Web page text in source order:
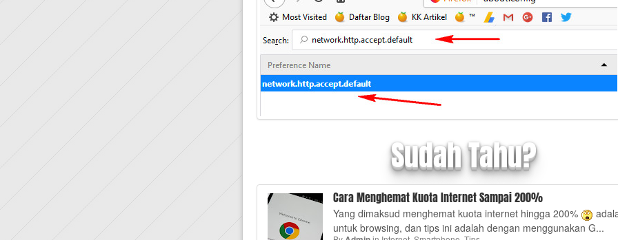
Sudah Tahu?
Cara Menghemat Kuota Internet Sampai 200%
Yang dimaksud menghemat kuota internet hingga 200%
untuk browsing, dan tips ini adalah dengan menggunakan G...